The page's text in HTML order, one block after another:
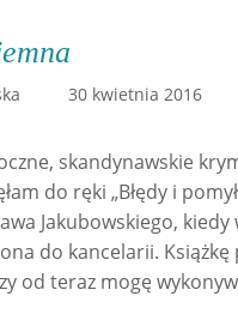
30 kwietnia 2016
skandynawskie
do ręki „Błędy i
Jakubowskiego,
do kancelarii. Książkę
od teraz mogę